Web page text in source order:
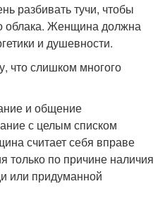
разбивать тучи, чтобы
облака. Женщина должна
и душевности.
что слишком многого
и общение
с целым списком
считает себя вправе
только по причине наличия
или придуманной